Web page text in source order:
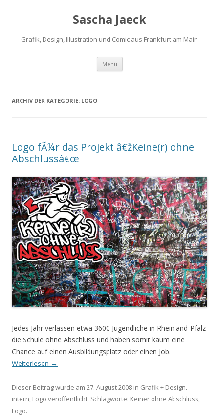
Sascha Jaeck
Grafik, Design, Illustration und Comic aus Frankfurt am Main
Menü Zum
springen
ARCHIV DER KATEGORIE: LOGO
Logo fÃ¼r das Projekt â€žKeine(r) ohne
Abschlussâ€œ
Jedes Jahr verlassen etwa 3600 Jugendliche in Rheinland-Pfalz
die Schule ohne Abschluss und haben somit kaum eine
Chance auf einen Ausbildungsplatz oder einen Job.
Weiterlesen →
Dieser Beitrag wurde am 27. August 2008 in Grafik + Design,
intern, Logo veröffentlicht. Schlagworte: Keiner ohne Abschluss,
Logo.